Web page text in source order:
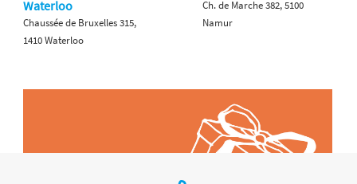
Waterloo
Chaussée de Bruxelles 315,
1410 Waterloo
Ch. de Marche 382, 5100
Namur